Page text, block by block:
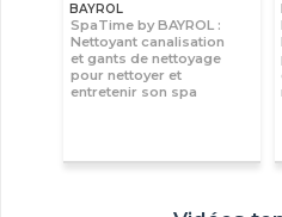
BAYROL
SpaTime by BAYROL :
Nettoyant canalisation
et gants de nettoyage
pour nettoyer et
entretenir son spa